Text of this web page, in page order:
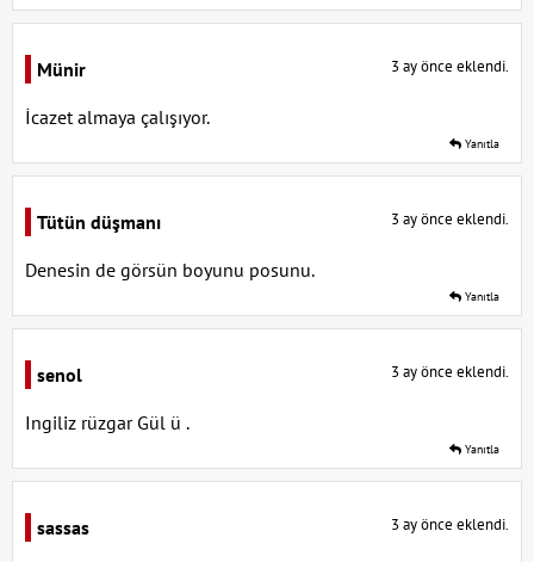
Münir 3 ay önce eklendi.
İcazet almaya çalışıyor.
Yanıtla
Tütün düşmanı 3 ay önce eklendi.
Denesin de görsün boyunu posunu.
Yanıtla
senol 3 ay önce eklendi.
Ingiliz rüzgar Gül ü .
Yanıtla
sassas 3 ay önce eklendi.